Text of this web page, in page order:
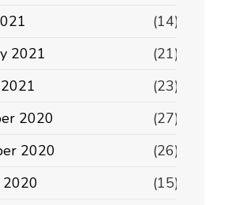
(14)
2021
(21)
(23)
2020
(27)
2020
(26)
2020
(15)